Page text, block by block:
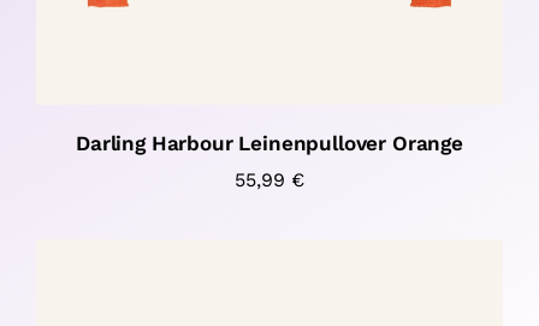
Darling Harbour Leinenpullover Orange
55,99 €